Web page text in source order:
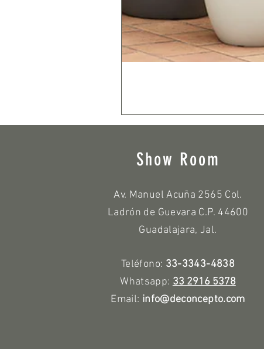
Show Room
Av. Manuel Acuña 2565 Col.
Ladrón de Guevara C.P. 44600
Guadalajara, Jal.
Teléfono: 33-3343-4838
Whatsapp:33 2916 5378
Email: info@deconcepto.com